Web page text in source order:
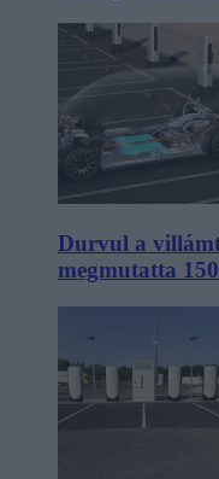
Durvul a
megmutatta